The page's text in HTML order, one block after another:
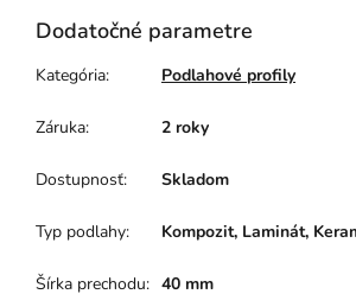
Dodatočné parametre
Kategória: Podlahové profily
Záruka: 2 roky
Dostupnosť: Skladom
Typ podlahy: Kompozit, Laminát,
Šírka prechodu: 40 mm